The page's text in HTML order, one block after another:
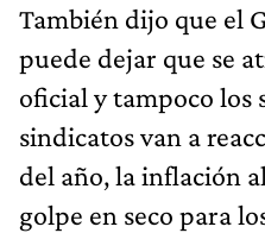
También dijo que el
puede dejar que se
oficial y tampoco los
sindicatos van a
del año, la inflación
golpe en seco para